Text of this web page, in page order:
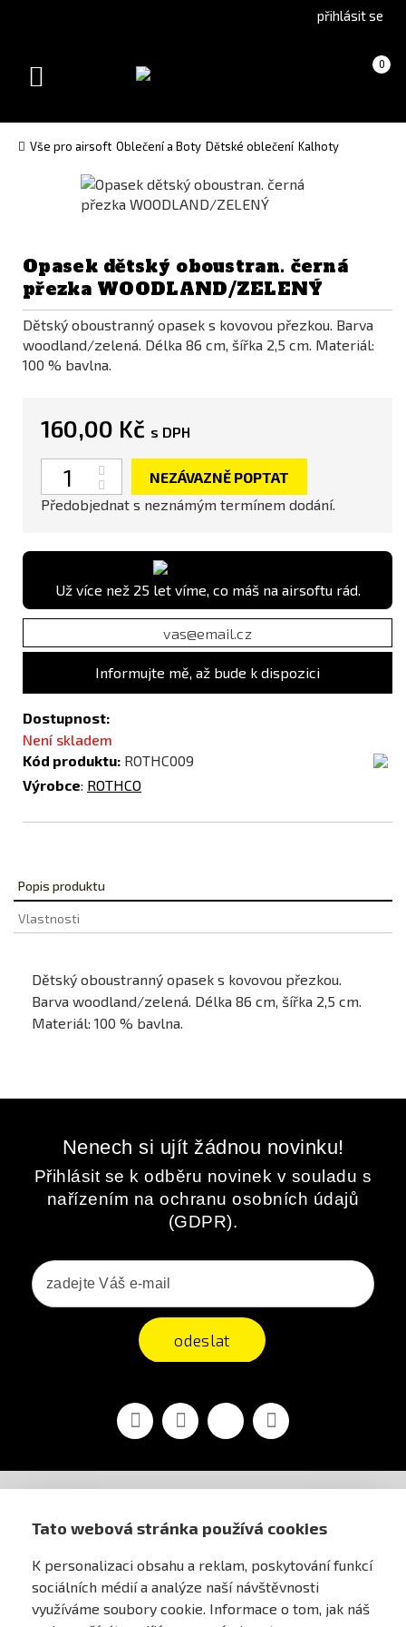
Tato webová stránka používá cookies
K personalizaci obsahu a reklam, poskytování funkcí
sociálních médií a analýze naší návštěvnosti
využíváme soubory cookie. Informace o tom, jak náš
version(Slovak)
přihlásit se
Košík 0
(prázdný)
Toggle
Vše pro airsoft Oblečení a Boty Dětské oblečení Kalhoty
Opasek dětský oboustran. černá
přezka WOODLAND/ZELENÝ
Dětský oboustranný opasek s kovovou přezkou. Barva
woodland/zelená. Délka 86 cm, šířka 2,5 cm. Materiál:
100 % bavlna.
160,00 Kč s DPH
Počet
NEZÁVAZNĚ POPTAT
Předobjednat s neznámým termínem dodání.
Už více než 25 let víme, co máš na airsoftu rád.
Informujte mě, až bude k dispozici
Dostupnost:
Není skladem
Kód produktu: ROTHC009
Výrobce: ROTHCO
Popis produktu
Vlastnosti
Dětský oboustranný opasek s kovovou přezkou.
Barva woodland/zelená. Délka 86 cm, šířka 2,5 cm.
Materiál: 100 % bavlna.
Nenech si ujít žádnou novinku!
Přihlásit se k odběru novinek v souladu s
nařízením na ochranu osobních údajů
(GDPR).
odeslat
FacebookYouTubeVimeo Instagram
AIRSOFT OBCHOD PRAHA
PRO ZÁKAZNÍKY